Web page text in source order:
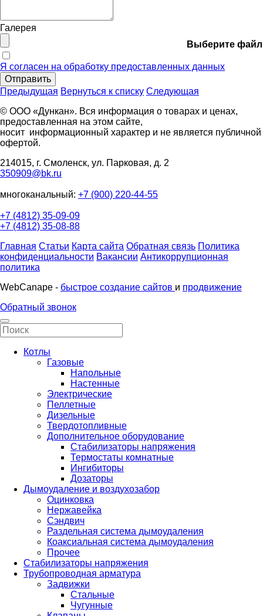
Галерея
Выберите файл
Я согласен на обработку предоставленных данных
Отправить
Предыдущая Вернуться к списку Следующая
© ООО «Дункан». Вся информация о товарах и ценах,
предоставленная на этом сайте,
носит информационный характер и не является публичной
офертой.
214015, г. Смоленск, ул. Парковая, д. 2
350909@bk.ru
многоканальный: +7 (900) 220-44-55
+7 (4812) 35-09-09
+7 (4812) 35-08-88
Главная Статьи Карта сайта Обратная связь Политика
конфиденциальности Вакансии Антикоррупционная
политика
WebCanape - быстрое создание сайтов и продвижение
Обратный звонок
Котлы
Газовые
Напольные
Настенные
Электрические
Пеллетные
Дизельные
Твердотопливные
Дополнительное оборудование
Стабилизаторы напряжения
Термостаты комнатные
Ингибиторы
Дозаторы
Дымоудаление и воздухозабор
Оцинковка
Нержавейка
Сэндвич
Раздельная система дымоудаления
Коаксиальная система дымоудаления
Прочее
Стабилизаторы напряжения
Трубопроводная арматура
Задвижки
Стальные
Чугунные